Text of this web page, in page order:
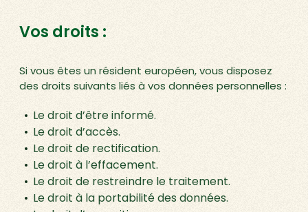
Vos droits :
Si vous êtes un résident européen, vous disposez
des droits suivants liés à vos données personnelles :
Le droit d’être informé.
Le droit d’accès.
Le droit de rectification.
Le droit à l’effacement.
Le droit de restreindre le traitement.
Le droit à la portabilité des données.